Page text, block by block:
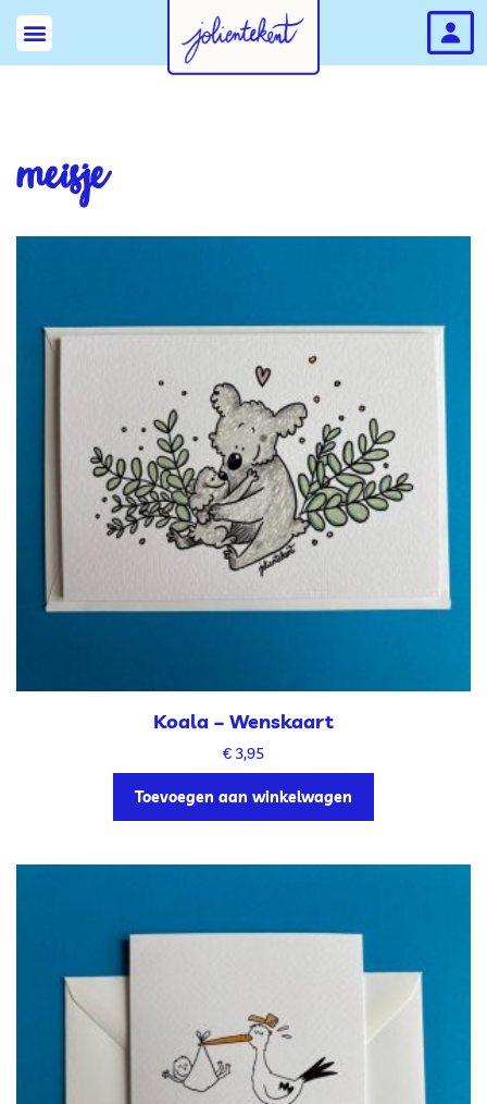
meisje
Koala – Wenskaart
€ 3,95
Toevoegen aan winkelwagen